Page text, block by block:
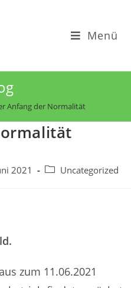
Menü
Anfang der Normalität
2021
Beitrags-
Uncategorized
zum 11.06.2021